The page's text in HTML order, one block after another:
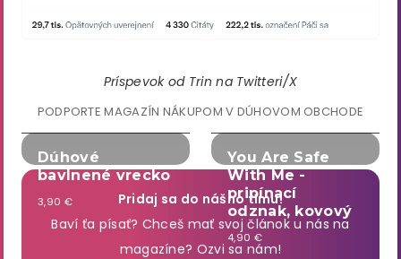
Príspevok od Trin na Twitteri/X
PODPORTE MAGAZÍN NÁKUPOM V DÚHOVOM OBCHODE
Dúhové
bavlnené vrecko
3,90 €
You Are Safe
With Me -
pripínací
odznak, kovový
4,90 €
Pridaj sa do nášho tímu!
Baví ťa písať? Chceš mať svoj článok u nás na
magazíne? Ozvi sa nám!